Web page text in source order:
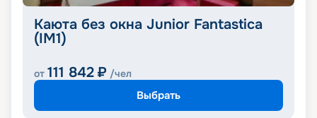
Каюта без окна Junior Fantastica
(IM1)
от 111 842 ₽ /чел
Выбрать